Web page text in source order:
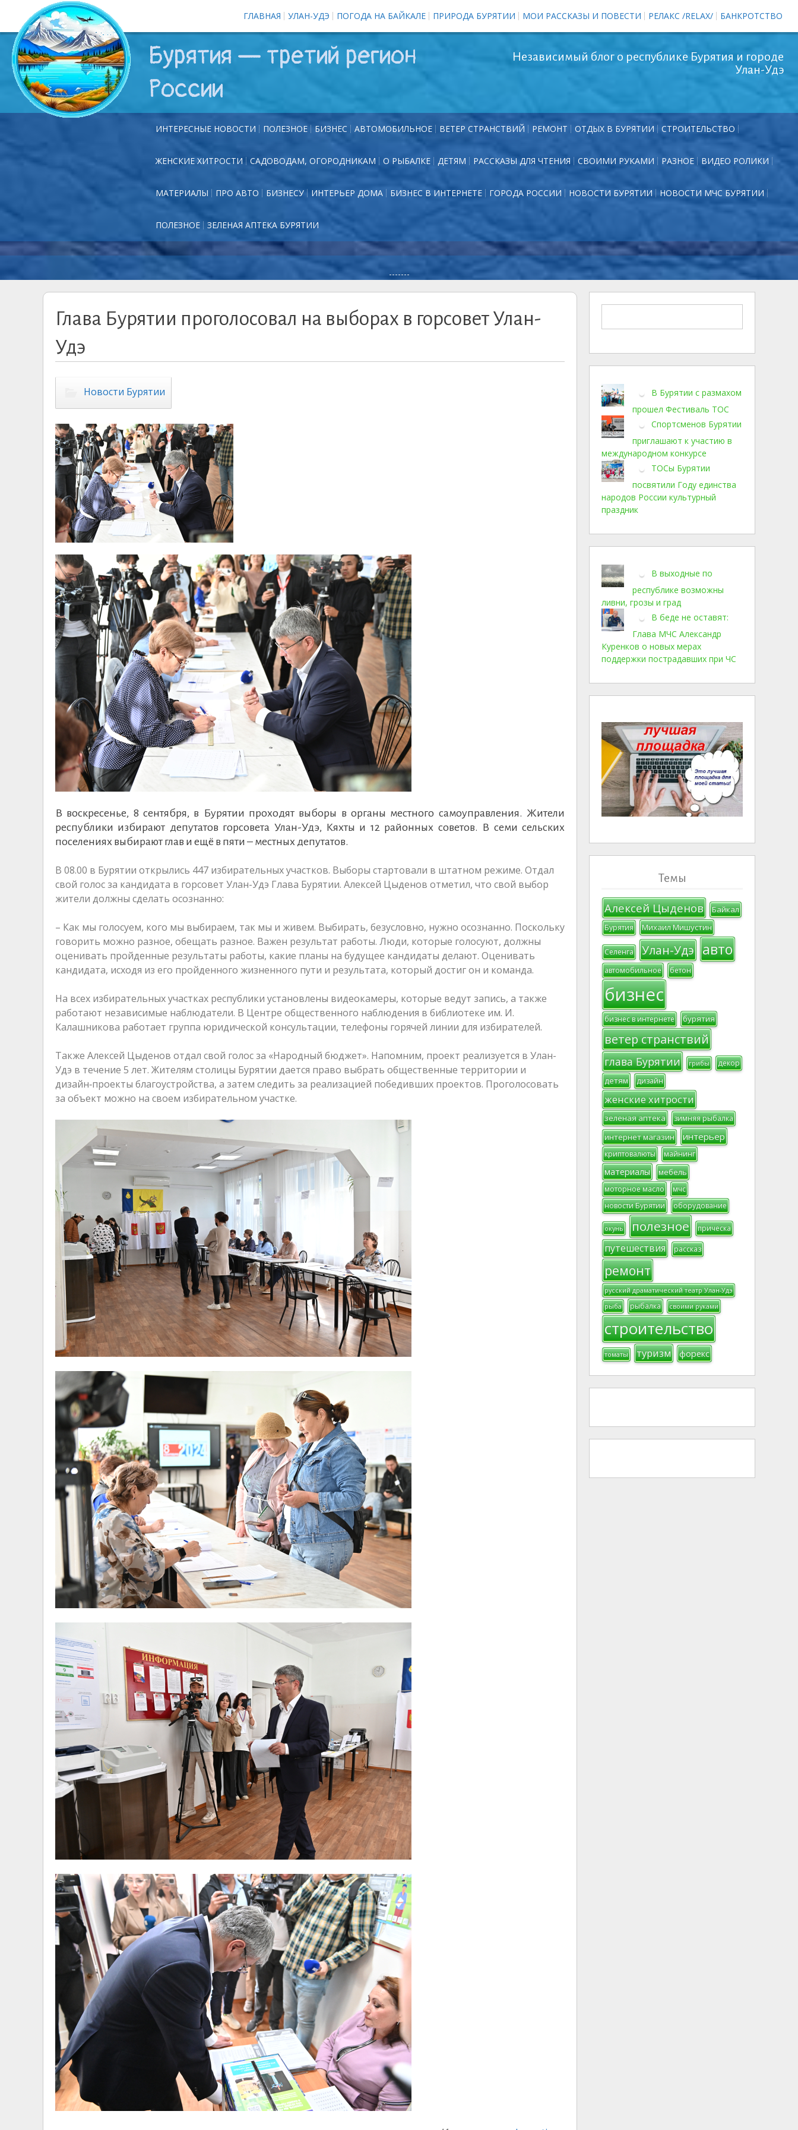
ГЛАВНАЯ УЛАН-УДЭ ПОГОДА НА БАЙКАЛЕ ПРИРОДА БУРЯТИИ МОИ РАССКАЗЫ И ПОВЕСТИ РЕЛАКС /RELAX/ БАНКРОТСТВО
Бурятия — третий регион
России
Независимый блог о республике Бурятия и городе
Улан-Удэ
ИНТЕРЕСНЫЕ НОВОСТИ ПОЛЕЗНОЕ БИЗНЕС АВТОМОБИЛЬНОЕ ВЕТЕР СТРАНСТВИЙ РЕМОНТ ОТДЫХ В БУРЯТИИ СТРОИТЕЛЬСТВО
ЖЕНСКИЕ ХИТРОСТИ САДОВОДАМ, ОГОРОДНИКАМ О РЫБАЛКЕ ДЕТЯМ РАССКАЗЫ ДЛЯ ЧТЕНИЯ СВОИМИ РУКАМИ РАЗНОЕ ВИДЕО РОЛИКИ
МАТЕРИАЛЫ ПРО АВТО БИЗНЕСУ ИНТЕРЬЕР ДОМА БИЗНЕС В ИНТЕРНЕТЕ ГОРОДА РОССИИ НОВОСТИ БУРЯТИИ НОВОСТИ МЧС БУРЯТИИ
ПОЛЕЗНОЕ ЗЕЛЕНАЯ АПТЕКА БУРЯТИИ
-------
Глава Бурятии проголосовал на выборах в горсовет Улан-
Удэ
Новости Бурятии
В воскресенье, 8 сентября, в Бурятии проходят выборы в органы местного самоуправления. Жители
республики избирают депутатов горсовета Улан-Удэ, Кяхты и 12 районных советов. В семи сельских
поселениях выбирают глав и ещё в пяти – местных депутатов.
В 08.00 в Бурятии открылись 447 избирательных участков. Выборы стартовали в штатном режиме. Отдал
свой голос за кандидата в горсовет Улан-Удэ Глава Бурятии. Алексей Цыденов отметил, что свой выбор
жители должны сделать осознанно:
– Как мы голосуем, кого мы выбираем, так мы и живем. Выбирать, безусловно, нужно осознанно. Поскольку
говорить можно разное, обещать разное. Важен результат работы. Люди, которые голосуют, должны
оценивать пройденные результаты работы, какие планы на будущее кандидаты делают. Оценивать
кандидата, исходя из его пройденного жизненного пути и результата, который достиг он и команда.
На всех избирательных участках республики установлены видеокамеры, которые ведут запись, а также
работают независимые наблюдатели. В Центре общественного наблюдения в библиотеке им. И.
Калашникова работает группа юридической консультации, телефоны горячей линии для избирателей.
Также Алексей Цыденов отдал свой голос за «Народный бюджет». Напомним, проект реализуется в Улан-
Удэ в течение 5 лет. Жителям столицы Бурятии дается право выбрать общественные территории и
дизайн‑проекты благоустройства, а затем следить за реализацией победивших проектов. Проголосовать
за объект можно на своем избирательном участке.
В Бурятии с размахом
прошел Фестиваль ТОС
Спортсменов Бурятии
приглашают к участию в
международном конкурсе
ТОСы Бурятии
посвятили Году единства
народов России культурный
праздник
В выходные по
республике возможны
ливни, грозы и град
В беде не оставят:
Глава МЧС Александр
Куренков о новых мерах
поддержки пострадавших при ЧС
Темы
Алексей Цыденов Байкал
Бурятия Михаил Мишустин
Селенга Улан-Удэ авто
автомобильное бетон
бизнес
бизнес в интернете бурятия
ветер странствий
глава Бурятии грибы декор
детям дизайн
женские хитрости
зеленая аптека зимняя рыбалка
интернет магазин интерьер
криптовалюты майнинг
материалы мебель
моторное масло
мчс
новости Бурятии
оборудование
окунь полезное прическа
путешествия рассказ
ремонт
русский драматический театр Улан-Удэ
рыба
рыбалка своими руками
строительство
томаты туризм форекс